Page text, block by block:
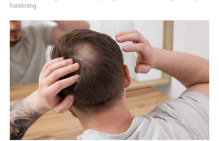
Etiam est nibh, lobortis sit
Praesent euismod ac
Ut mollis pellentesque tortor
Nullam eu erat condimentum
Donec quis est ac felis
Orci varius natoque dolor
YEARLY PRICING MONTHLY PRICING
forskning.